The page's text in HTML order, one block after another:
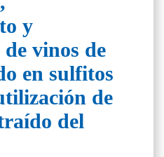
y
vinos de
en sulfitos
de
del